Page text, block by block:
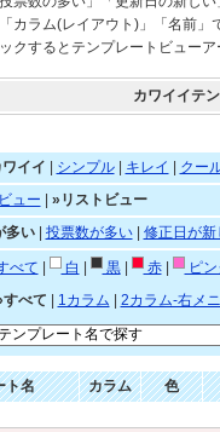
カラム(レイアウト)」「名前」
クするとテンプレートビューア
カワイイテ
イイ シンプル| キレイ クー
ュー
»リストビュー
多い| 投票数が多い| 修正日が新
べて 白 黒| 赤| ピン
すべて 1カラム 2カラム-右メ
ト名 カラム 色